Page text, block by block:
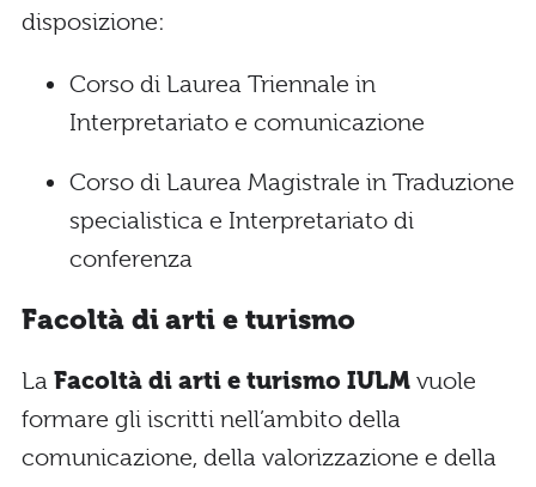
disposizione:
Corso di Laurea Triennale in
Interpretariato e comunicazione
Corso di Laurea Magistrale in Traduzione
specialistica e Interpretariato di
conferenza
Facoltà di arti e turismo
La Facoltà di arti e turismo IULM vuole
formare gli iscritti nell’ambito della
comunicazione, della valorizzazione e della